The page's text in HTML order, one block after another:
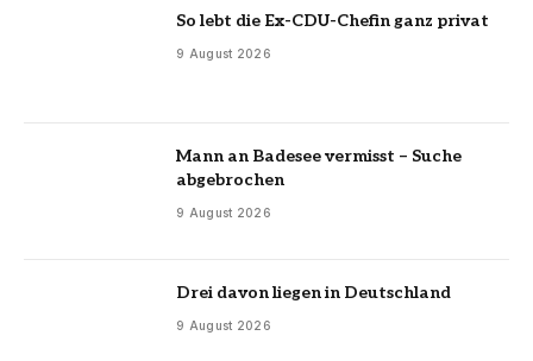
So lebt die Ex-CDU-Chefin ganz privat
9 August 2026
Mann an Badesee vermisst – Suche
abgebrochen
9 August 2026
Drei davon liegen in Deutschland
9 August 2026